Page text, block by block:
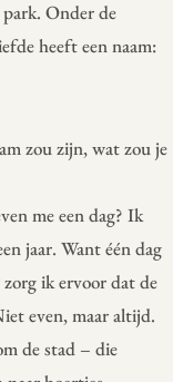
Onder de
heeft een naam:
zou zijn, wat zou je
me een dag? Ik
jaar. Want één dag
ik ervoor dat de
even, maar altijd.
de stad – die